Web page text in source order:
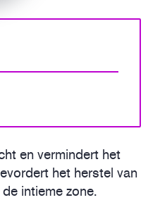
en vermindert het
het herstel van
intieme zone.